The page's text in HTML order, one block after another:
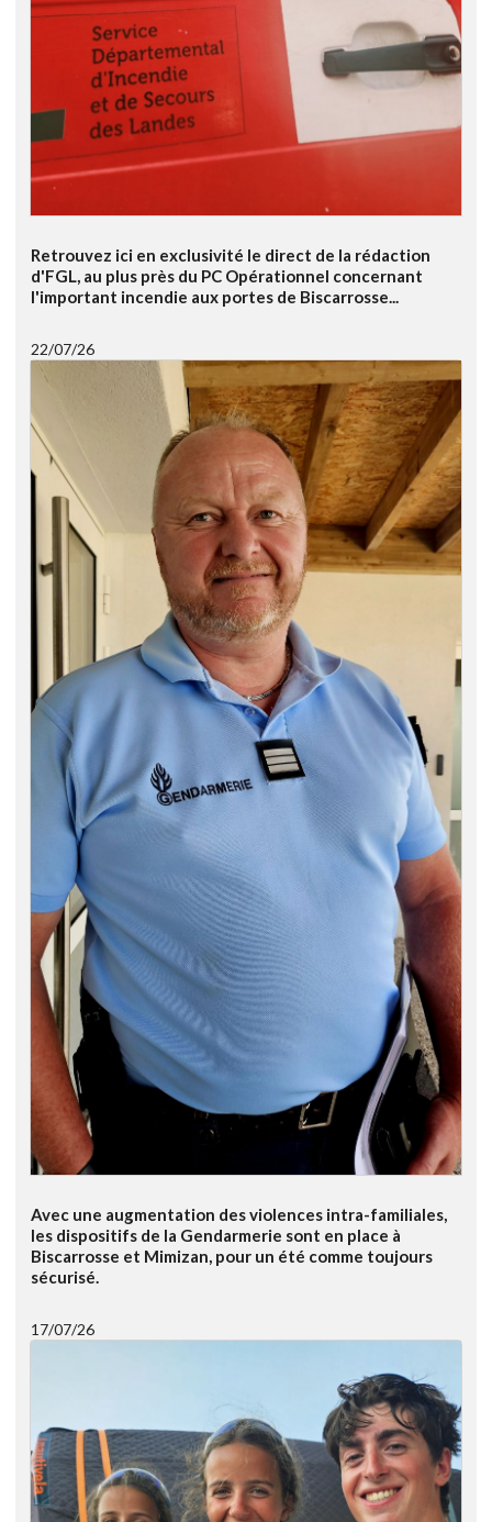
Retrouvez ici en exclusivité le direct de la rédaction
d'FGL, au plus près du PC Opérationnel concernant
l'important incendie aux portes de Biscarrosse...
22/07/26
Avec une augmentation des violences intra-familiales,
les dispositifs de la Gendarmerie sont en place à
Biscarrosse et Mimizan, pour un été comme toujours
sécurisé.
17/07/26